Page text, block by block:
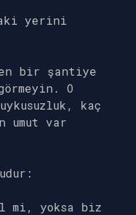
yerini
bir şantiye
O
kaç
umut var
mi, yoksa biz